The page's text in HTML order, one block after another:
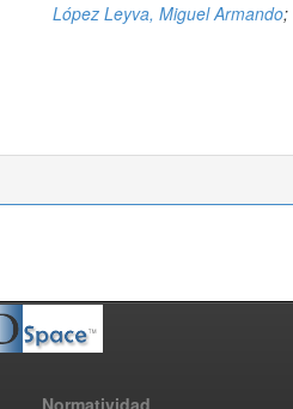
López Leyva, Miguel Armando;
Normatividad